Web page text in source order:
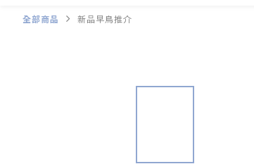
全部商品 新品早鳥推介